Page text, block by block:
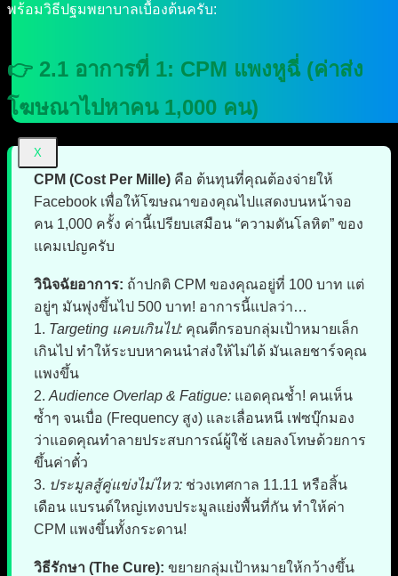
X
พร้อมวิธีปฐมพยาบาลเบื้องต้นครับ:
👉 2.1 อาการที่ 1: CPM แพงหูฉี่ (ค่าส่ง
โฆษณาไปหาคน 1,000 คน)
CPM (Cost Per Mille) คือ ต้นทุนที่คุณต้องจ่ายให้
Facebook เพื่อให้โฆษณาของคุณไปแสดงบนหน้าจอ
คน 1,000 ครั้ง ค่านี้เปรียบเสมือน “ความดันโลหิต” ของ
แคมเปญครับ
วินิจฉัยอาการ: ถ้าปกติ CPM ของคุณอยู่ที่ 100 บาท แต่
อยู่ๆ มันพุ่งขึ้นไป 500 บาท! อาการนี้แปลว่า…
1. Targeting แคบเกินไป: คุณตีกรอบกลุ่มเป้าหมายเล็ก
เกินไป ทำให้ระบบหาคนนำส่งให้ไม่ได้ มันเลยชาร์จคุณ
แพงขึ้น
2. Audience Overlap & Fatigue: แอดคุณช้ำ! คนเห็น
ซ้ำๆ จนเบื่อ (Frequency สูง) และเลื่อนหนี เฟซบุ๊กมอง
ว่าแอดคุณทำลายประสบการณ์ผู้ใช้ เลยลงโทษด้วยการ
ขึ้นค่าตั๋ว
3. ประมูลสู้คู่แข่งไม่ไหว: ช่วงเทศกาล 11.11 หรือสิ้น
เดือน แบรนด์ใหญ่เทงบประมูลแย่งพื้นที่กัน ทำให้ค่า
CPM แพงขึ้นทั้งกระดาน!
วิธีรักษา (The Cure): ขยายกลุ่มเป้าหมายให้กว้างขึ้น